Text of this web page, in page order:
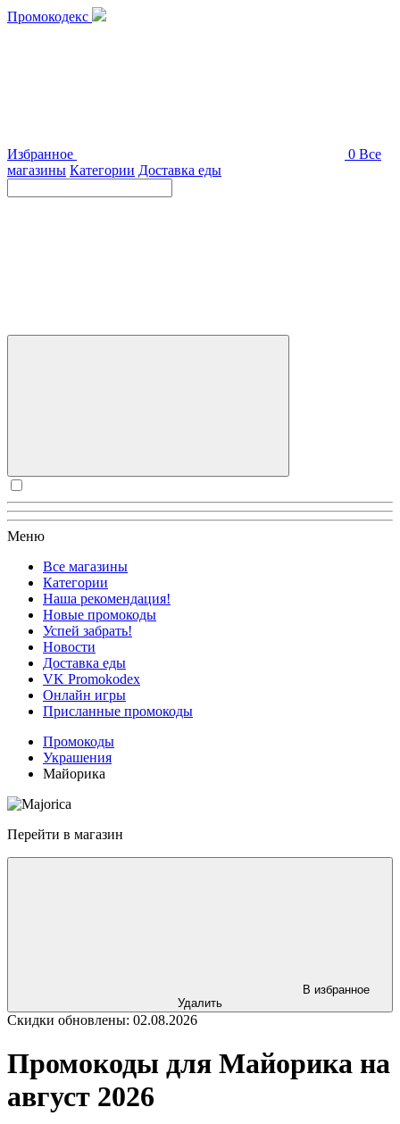
Промокодекс
Избранное 0 Все
магазины Категории Доставка еды
Меню
Все магазины
Категории
Наша рекомендация!
Новые промокоды
Успей забрать!
Новости
Доставка еды
VK Promokodex
Онлайн игры
Присланные промокоды
Промокоды
Украшения
Майорика
Перейти в магазин
В избранное
Удалить
Скидки обновлены: 02.08.2026
Промокоды для Майорика на
август 2026